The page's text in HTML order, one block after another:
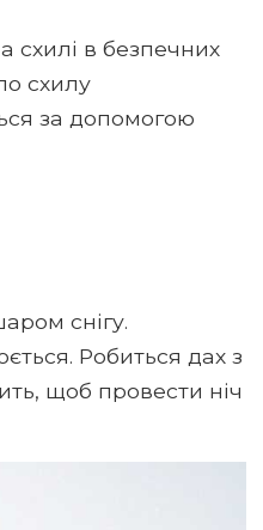
схилі в безпечних
схилу
за допомогою
снігу.
Робиться дах з
щоб провести ніч